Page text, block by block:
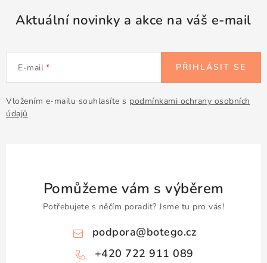
Aktuální novinky a akce na váš e-mail
E-mail
Vložením e-mailu souhlasíte s podmínkami ochrany osobních
údajů
PŘIHLÁSIT SE
Pomůžeme vám s výběrem
Potřebujete s něčím poradit? Jsme tu pro vás!
podpora@botego.cz
+420 722 911 089